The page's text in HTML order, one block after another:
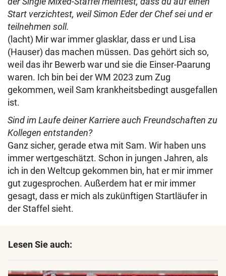
Start verzichtest, weil Simon Eder der Chef sei und er
teilnehmen soll.
(lacht) Mir war immer glasklar, dass er und Lisa
(Hauser) das machen müssen. Das gehört sich so,
weil das ihr Bewerb war und sie die Einser-Paarung
waren. Ich bin bei der WM 2023 zum Zug
gekommen, weil Sam krankheitsbedingt ausgefallen
ist.
Sind im Laufe deiner Karriere auch Freundschaften zu
Kollegen entstanden?
Ganz sicher, gerade etwa mit Sam. Wir haben uns
immer wertgeschätzt. Schon in jungen Jahren, als
ich in den Weltcup gekommen bin, hat er mir immer
gut zugesprochen. Außerdem hat er mir immer
gesagt, dass er mich als zukünftigen Startläufer in
der Staffel sieht.
Lesen Sie auch: